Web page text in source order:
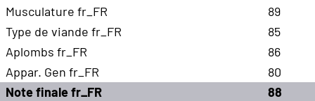
Musculature fr_FR
89
Type de viande fr_FR
85
Aplombs fr_FR
86
Appar. Gen fr_FR
80
Note finale fr_FR
88